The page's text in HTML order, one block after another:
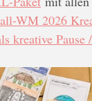
WM 2026
kreative Pause